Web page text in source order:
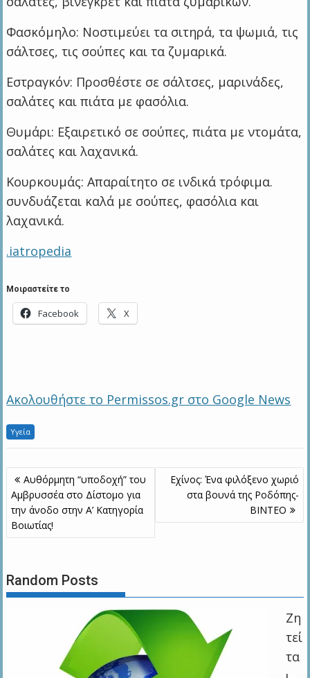
Φασκόμηλο: Νοστιμεύει τα σιτηρά, τα ψωμιά, τις
σάλτσες, τις σούπες και τα ζυμαρικά.
Εστραγκόν: Προσθέστε σε σάλτσες, μαρινάδες,
σαλάτες και πιάτα με φασόλια.
Θυμάρι: Εξαιρετικό σε σούπες, πιάτα με ντομάτα,
σαλάτες και λαχανικά.
Κουρκουμάς: Απαραίτητο σε ινδικά τρόφιμα.
συνδυάζεται καλά με σούπες, φασόλια και
λαχανικά.
.iatropedia
Μοιραστείτε το
Facebook X
Ακολουθήστε το Permissos.gr στο Google News
Υγεία
Πλοήγηση
άρθρων
Αυθόρμητη “υποδοχή” του
Αμβρυσσέα στο Δίστομο για
την άνοδο στην Α’ Κατηγορία
Βοιωτίας!
Εχίνος: Ένα φιλόξενο χωριό
στα βουνά της Ροδόπης-
BINTEO
Random Posts
Ζη
τεί
τα